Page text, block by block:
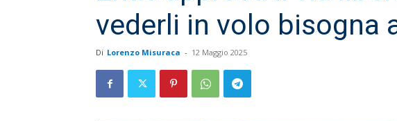
vederli in volo bisogna
Di Lorenzo Misuraca - 12 Maggio 2025